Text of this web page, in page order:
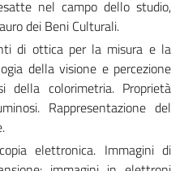
nel campo dello studio,
dei Beni Culturali.
di ottica per la misura e la
della visione e percezione
della colorimetria. Proprietà
Rappresentazione del
elettronica. Immagini di